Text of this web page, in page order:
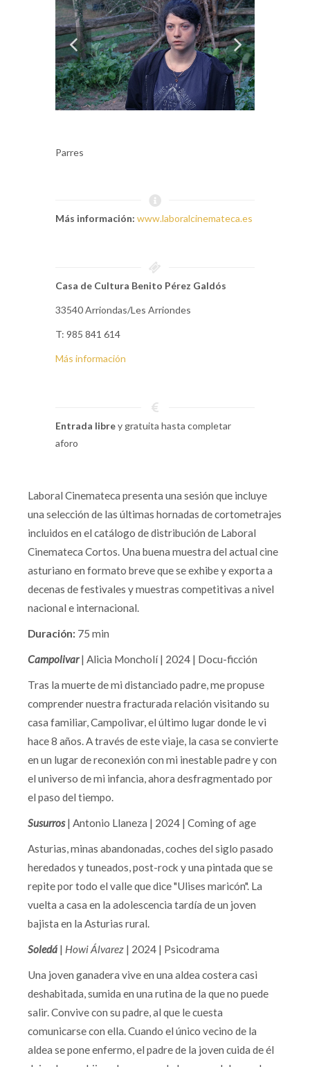
Parres
Más información: www.laboralcinemateca.es
Casa de Cultura Benito Pérez Galdós
33540 Arriondas/Les Arriondes
T: 985 841 614
Más información
Entrada librey gratuita hasta completar
aforo
Laboral Cinemateca presenta una sesión que incluye
una selección de las últimas hornadas de cortometrajes
incluidos en el catálogo de distribución de Laboral
Cinemateca Cortos. Una buena muestra del actual cine
asturiano en formato breve que se exhibe y exporta a
decenas de festivales y muestras competitivas a nivel
nacional e internacional.
Duración: 75 min
Campolivar| Alicia Moncholí | 2024 | Docu-ficción
Tras la muerte de mi distanciado padre, me propuse
comprender nuestra fracturada relación visitando su
casa familiar, Campolivar, el último lugar donde le vi
hace 8 años. A través de este viaje, la casa se convierte
en un lugar de reconexión con mi inestable padre y con
el universo de mi infancia, ahora desfragmentado por
el paso del tiempo.
Susurros| Antonio Llaneza | 2024 | Coming of age
Asturias, minas abandonadas, coches del siglo pasado
heredados y tuneados, post-rock y una pintada que se
repite por todo el valle que dice "Ulises maricón". La
vuelta a casa en la adolescencia tardía de un joven
bajista en la Asturias rural.
Soledá| Howi Álvarez | 2024 | Psicodrama
Una joven ganadera vive en una aldea costera casi
deshabitada, sumida en una rutina de la que no puede
salir. Convive con su padre, al que le cuesta
comunicarse con ella. Cuando el único vecino de la
aldea se pone enfermo, el padre de la joven cuida de él